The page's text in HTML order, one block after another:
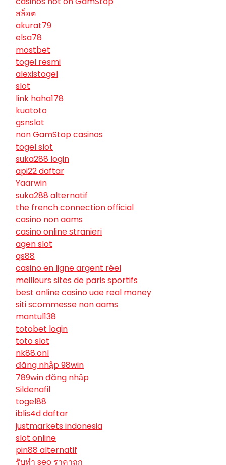
สล็อต
akurat79
elsa78
mostbet
togel resmi
alexistogel
slot
link haha178
kuatoto
gsnslot
non GamStop casinos
togel slot
suka288 login
api22 daftar
Yaarwin
suka288 alternatif
the french connection official
casino non aams
casino online stranieri
agen slot
qs88
casino en ligne argent réel
meilleurs sites de paris sportifs
best online casino uae real money
siti scommesse non aams
mantul138
totobet login
toto slot
nk88.onl
đăng nhập 98win
789win đăng nhập
Sildenafil
togel88
iblis4d daftar
justmarkets indonesia
slot online
pin88 alternatif
รับทํา seo ราคาถูก